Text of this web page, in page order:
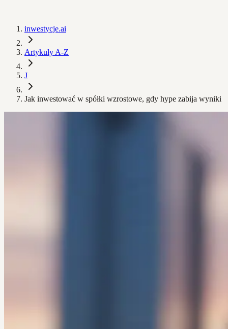
inwestycje.ai
Artykuły A-Z
J
Jak inwestować w spółki wzrostowe, gdy hype zabija wyniki